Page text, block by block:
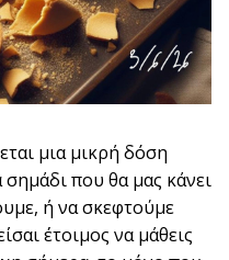
μια μικρή δόση
που θα μας κάνει
ή να σκεφτούμε
έτοιμος να μάθεις